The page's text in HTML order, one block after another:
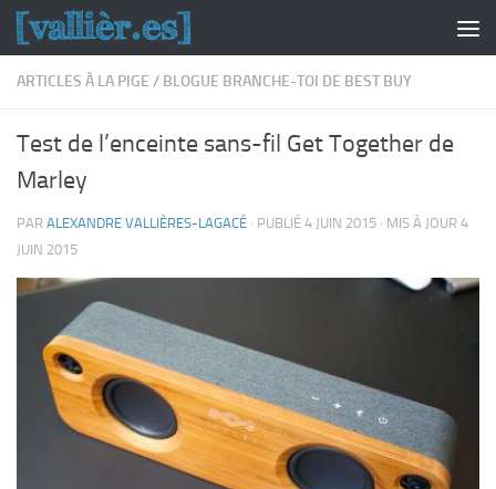
Skip to content
ARTICLES À LA PIGE / BLOGUE BRANCHE-TOI DE BEST BUY
Test de l’enceinte sans-fil Get Together de
Marley
PAR ALEXANDRE VALLIÈRES-LAGACÉ · PUBLIÉ 4 JUIN 2015 · MIS À JOUR 4
JUIN 2015